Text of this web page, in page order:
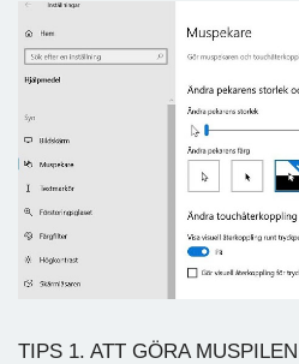
TIPS 1. ATT GÖRA